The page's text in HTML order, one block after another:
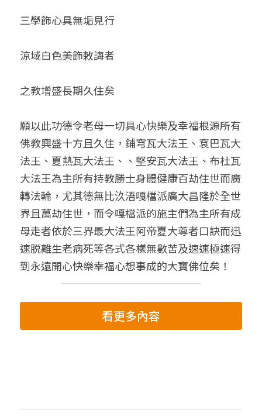
三學飾心具無垢見行
涼域白色美飾敕誨者
之教增盛長期久住矣
願以此功德令老母一切具心快樂及幸福根源所有
佛教興盛十方且久住，鋪穹瓦大法王、袞巴瓦大
法王、夏熱瓦大法王、、堅安瓦大法王、布杜瓦
大法王為主所有持教勝士身體健康百劫住世而廣
轉法輪，尤其德無比汣浯嘎檔派廣大昌隆於全世
界且萬劫住世，而令嘎檔派的施主們為主所有成
母走者依於三界最大法王阿帝夏大尊者口訣而迅
速脱離生老病死等各式各樣無數苦及速速極速得
到永遠開心快樂幸福心想事成的大寶佛位矣！
看更多內容